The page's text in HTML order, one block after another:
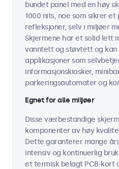
bundet panel med en høy
1000 nits, noe som sikrer
refleksjoner, selv i miljøer
Skjermene har et solid lett
vanntett og støvtett og kan
applikasjoner som
informasjonskiosker,
parkeringsautomater og
Egnet for alle miljøer
Disse værbestandige
komponenter av høy
Dette garanterer mange
intensiv og kontinuerlig
et termisk belagt PCB-kort